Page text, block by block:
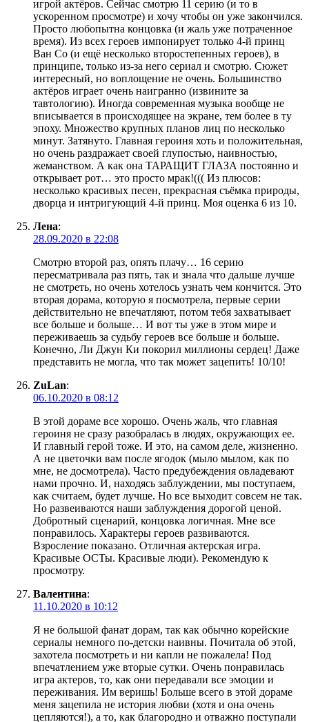
игрой актёров. Сейчас смотрю 11 серию (и то в
ускоренном просмотре) и хочу чтобы он уже закончился.
Просто любопытна концовка (и жаль уже потраченное
время). Из всех героев импонирует только 4-й принц
Ван Со (и ещё несколько второстепенных героев), в
принципе, только из-за него сериал и смотрю. Сюжет
интересный, но воплощение не очень. Большинство
актёров играет очень наигранно (извините за
тавтологию). Иногда современная музыка вообще не
вписывается в происходящее на экране, тем более в ту
эпоху. Множество крупных планов лиц по несколько
минут. Затянуто. Главная героиня хоть и положительная,
но очень раздражает своей глупостью, наивностью,
жеманством. А как она ТАРАЩИТ ГЛАЗА постоянно и
открывает рот… это просто мрак!((( Из плюсов:
несколько красивых песен, прекрасная съёмка природы,
дворца и интригующий 4-й принц. Моя оценка 6 из 10.
Лена:
28.09.2020 в 22:08
Смотрю второй раз, опять плачу… 16 серию
пересматривала раз пять, так и знала что дальше лучше
не смотреть, но очень хотелось узнать чем кончится. Это
вторая дорама, которую я посмотрела, первые серии
действительно не впечатляют, потом тебя захватывает
все больше и больше… И вот ты уже в этом мире и
переживаешь за судьбу героев все больше и больше.
Конечно, Ли Джун Ки покорил миллионы сердец! Даже
представить не могла, что так может зацепить! 10/10!
ZuLan:
06.10.2020 в 08:12
В этой дораме все хорошо. Очень жаль, что главная
героиня не сразу разобралась в людях, окружающих ее.
И главный герой тоже. И это, на самом деле, жизненно.
А не цветочки вам после ягодок (мыло мылом, как по
мне, не досмотрела). Часто предубеждения овладевают
нами прочно. И, находясь заблуждении, мы поступаем,
как считаем, будет лучше. Но все выходит совсем не так.
Но развеиваются наши заблуждения дорогой ценой.
Добротный сценарий, концовка логичная. Мне все
понравилось. Характеры героев развиваются.
Взросление показано. Отличная актерская игра.
Красивые ОСТы. Красивые люди). Рекомендую к
просмотру.
Валентина:
11.10.2020 в 10:12
Я не большой фанат дорам, так как обычно корейские
сериалы немного по-детски наивны. Почитала об этой,
захотела посмотреть и ни капли не пожалела! Под
впечатлением уже вторые сутки. Очень понравилась
игра актеров, то, как они передавали все эмоции и
переживания. Им веришь! Больше всего в этой дораме
меня зацепила не история любви (хотя и она очень
цепляются!), а то, как благородно и отважно поступали